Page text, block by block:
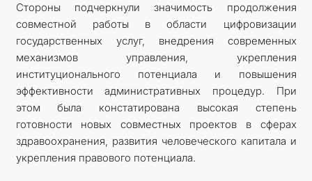
Стороны подчеркнули значимость продолжения
совместной работы в области цифровизации
государственных услуг, внедрения современных
механизмов управления, укрепления
институционального потенциала и повышения
эффективности административных процедур. При
этом была констатирована высокая степень
готовности новых совместных проектов в сферах
здравоохранения, развития человеческого капитала и
укрепления правового потенциала.